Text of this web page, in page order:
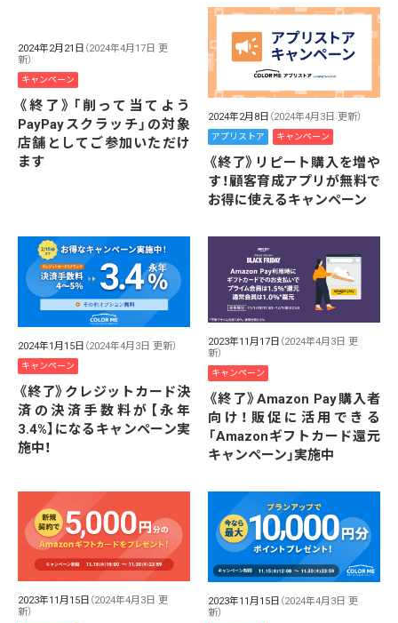
2024年2月21日 （2024年4月17日 更
新）
キャンペーン
《終了》「削って当てよう
PayPayスクラッチ」の対象
店舗としてご参加いただけ
ます
2024年2月8日 （2024年4月3日 更新）
アプリストア キャンペーン
《終了》リピート購入を増や
す！顧客育成アプリが無料で
お得に使えるキャンペーン
2024年1月15日 （2024年4月3日 更新）
キャンペーン
《終了》クレジットカード決
済の決済手数料が【永年
3.4%】になるキャンペーン実
施中！
2023年11月17日 （2024年4月3日 更
新）
キャンペーン
《終了》Amazon Pay購入者
向け！販促に活用できる
「Amazonギフトカード還元
キャンペーン」実施中
2023年11月15日 （2024年4月3日 更
新）
2023年11月15日 （2024年4月3日 更
新）